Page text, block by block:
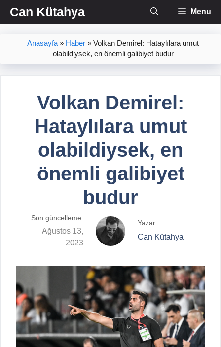
İçeriğe
atlaCan Kütahya Menu
Anasayfa » Haber » Volkan Demirel: Hataylılara umut
olabildiysek, en önemli galibiyet budur
Volkan Demirel:
Hataylılara umut
olabildiysek, en
önemli galibiyet
budur
Son güncelleme:
Ağustos 13,
2023
Yazar
Can Kütahya